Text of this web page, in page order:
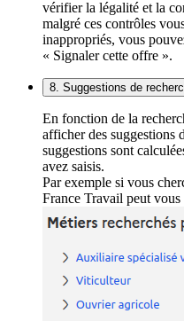
vérifier la légalité et la
malgré ces contrôles
inappropriés, vous
« Signaler cette offre ».
8. Suggestions de
En fonction de la
afficher des suggestions
suggestions sont
avez saisis.
Par exemple si vous
France Travail peut vous